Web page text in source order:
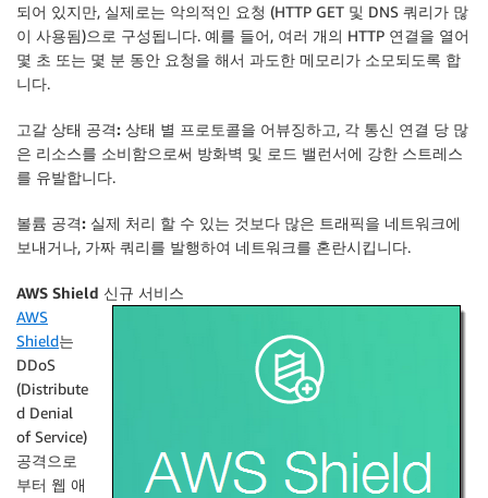
되어 있지만, 실제로는 악의적인 요청 (HTTP GET 및 DNS 쿼리가 많
이 사용됨)으로 구성됩니다. 예를 들어, 여러 개의 HTTP 연결을 열어
몇 초 또는 몇 분 동안 요청을 해서 과도한 메모리가 소모되도록 합
니다.
고갈 상태 공격: 상태 별 프로토콜을 어뷰징하고, 각 통신 연결 당 많
은 리소스를 소비함으로써 방화벽 및 로드 밸런서에 강한 스트레스
를 유발합니다.
볼륨 공격: 실제 처리 할 수 있는 것보다 많은 트래픽을 네트워크에
보내거나, 가짜 쿼리를 발행하여 네트워크를 혼란시킵니다.
AWS Shield 신규 서비스
AWS
Shield는
DDoS
(Distribute
d Denial
of Service)
공격으로
부터 웹 애